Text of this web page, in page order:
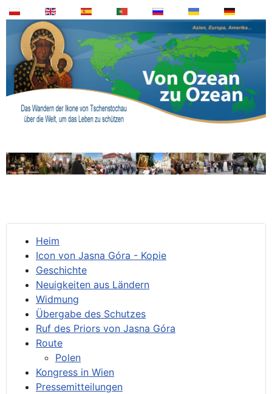
Heim
Icon von Jasna Góra - Kopie
Geschichte
Neuigkeiten aus Ländern
Widmung
Übergabe des Schutzes
Ruf des Priors von Jasna Góra
Route
Polen
Kongress in Wien
Pressemitteilungen